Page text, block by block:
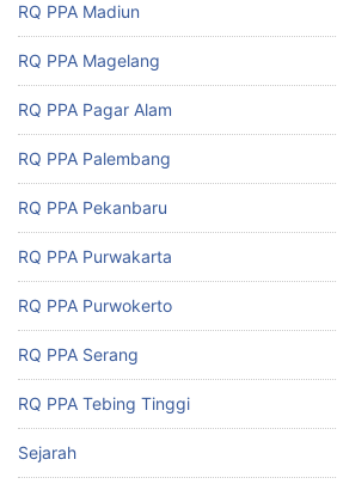
RQ PPA Madiun
RQ PPA Magelang
RQ PPA Pagar Alam
RQ PPA Palembang
RQ PPA Pekanbaru
RQ PPA Purwakarta
RQ PPA Purwokerto
RQ PPA Serang
RQ PPA Tebing Tinggi
Sejarah